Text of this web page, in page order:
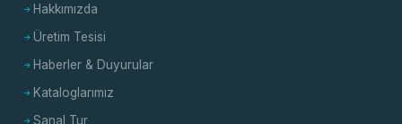
Hakkımızda
Üretim Tesisi
Haberler & Duyurular
Kataloglarımız
Sanal Tur